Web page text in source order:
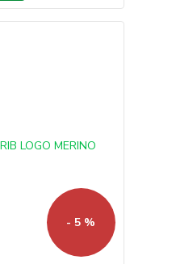
- 5 %